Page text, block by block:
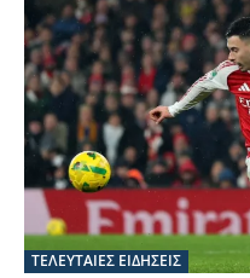
ΤΕΛΕΥΤΑΙΕΣ ΕΙΔΗΣΕΙΣ